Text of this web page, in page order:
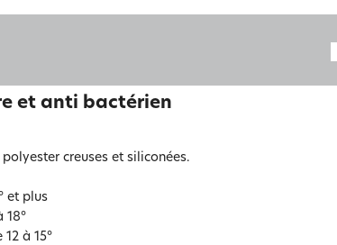
et anti bactérien
creuses et siliconées.
et plus
18°
à 15°